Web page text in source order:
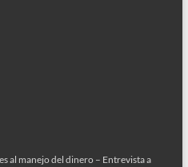
al manejo del dinero – Entrevista a